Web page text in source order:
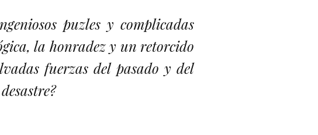
puzles y complicadas
la honradez y un retorcido
fuerzas del pasado y del